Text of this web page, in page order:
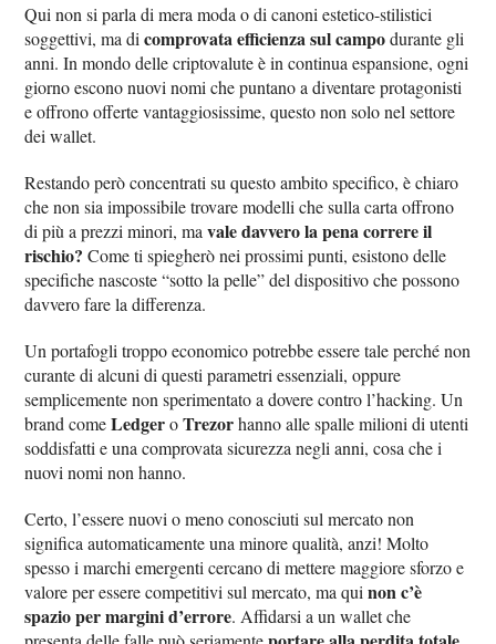
Qui non si parla di mera moda o di canoni estetico-stilistici
soggettivi, ma dicomprovata efficienza sul campodurante gli
anni. In mondo delle criptovalute è in continua espansione, ogni
giorno escono nuovi nomi che puntano a diventare protagonisti
e offrono offerte vantaggiosissime, questo non solo nel settore
dei wallet.
Restando però concentrati su questo ambito specifico, è chiaro
che non sia impossibile trovare modelli che sulla carta offrono
di più a prezzi minori, mavale davvero la pena correre il
rischio? Come ti spiegherò nei prossimi punti, esistono delle
specifiche nascoste “sotto la pelle” del dispositivo che possono
davvero fare la differenza.
Un portafogli troppo economico potrebbe essere tale perché non
curante di alcuni di questi parametri essenziali, oppure
semplicemente non sperimentato a dovere contro l’hacking. Un
brand comeLedgeroTrezorhanno alle spalle milioni di utenti
soddisfatti e una comprovata sicurezza negli anni, cosa che i
nuovi nomi non hanno.
Certo, l’essere nuovi o meno conosciuti sul mercato non
significa automaticamente una minore qualità, anzi! Molto
spesso i marchi emergenti cercano di mettere maggiore sforzo e
valore per essere competitivi sul mercato, ma quinon c’è
spazio per margini d’errore. Affidarsi a un wallet che